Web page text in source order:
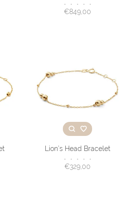
• • • • •
€849,00
Lion’s Head Bracelet
• • • • •
€329,00